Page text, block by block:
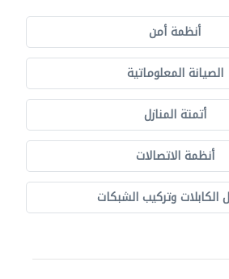
أنظمة أمن
الصيانة المعلوماتية
أتمتة المنازل
أنظمة الاتصالات
الكابلات وتركيب الشبكات